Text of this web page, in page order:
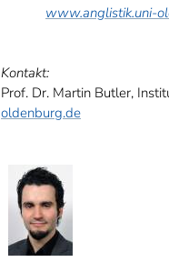
www.anglistik.uni-
Kontakt:
Prof. Dr. Martin Butler,
oldenburg.de